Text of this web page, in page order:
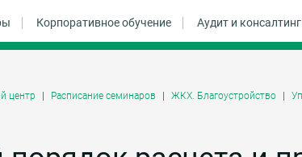
Корпоративное обучение Аудит и консалтинг
центр Расписание семинаров ЖКХ. Благоустройство